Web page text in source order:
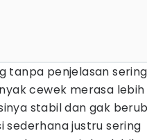
tanpa penjelasan sering
cewek merasa lebih
stabil dan gak
sederhana justru sering